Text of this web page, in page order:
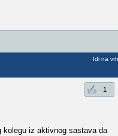
Idi na vrh
1
kolegu iz aktivnog sastava da